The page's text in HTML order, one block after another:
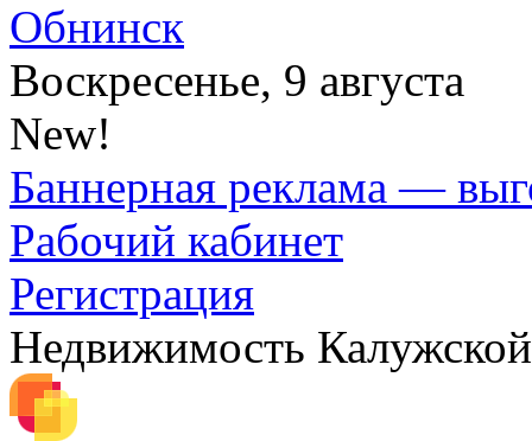
Обнинск
Воскресенье, 9 августа
New!
Баннерная реклама —
Рабочий кабинет
Регистрация
Недвижимость